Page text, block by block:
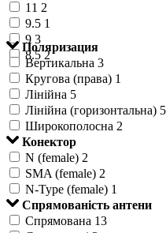
11 2
9.5 1
9 3
8.5 2
Поляризация
Вертикальна 3
Кругова (права) 1
Лінійна 5
Лінійна (горизонтальна) 5
Широкополосна 2
Конектор
N (female) 2
SMA (female) 2
N-Type (female) 1
Спрямованість антени
Спрямована 13